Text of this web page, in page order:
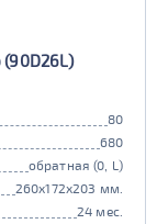
(90D26L)
80
680
обратная (0, L)
260x172x203 мм.
24 мес.